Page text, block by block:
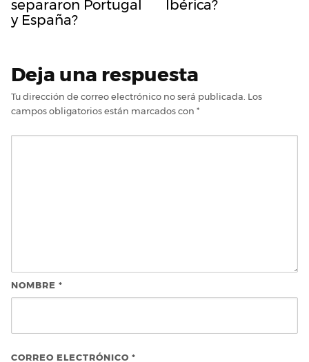
separaron Portugal
y España?
Ibérica?
Deja una respuesta
Tu dirección de correo electrónico no será publicada. Los
campos obligatorios están marcados con *
NOMBRE *
CORREO ELECTRÓNICO *